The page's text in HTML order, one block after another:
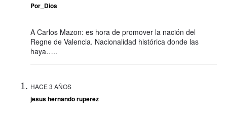
Por_Dios
A Carlos Mazon: es hora de promover la nación del
Regne de Valencia. Nacionalidad histórica donde las
haya…..
HACE 3 AÑOS
jesus hernando ruperez